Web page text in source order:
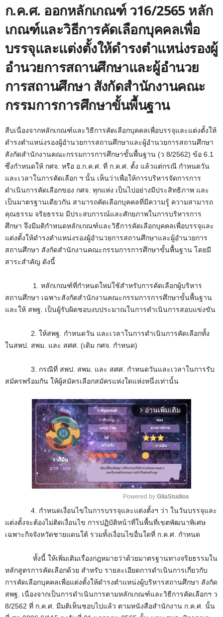
ก.ค.ศ. ออกหลักเกณฑ์ ว16/2565 หลัก
เกณฑ์และวิธีการคัดเลือกบุคคลเพื่อ
บรรจุและแต่งตั้งให้ดำรงตำแหน่งรองผู้
อำนวยการสถานศึกษาและผู้อำนวย
การสถานศึกษา สังกัดสำนักงานคณะ
กรรมการการศึกษาขั้นพื้นฐาน
สืบเนื่องจากหลักเกณฑ์และวิธีการคัดเลือกบุคคลเพื่อบรรจุและแต่งตั้งให้
ดำรงตำแหน่งรองผู้อำนวยการสถานศึกษาและผู้อำนวยการสถานศึกษา
สังกัดสำนักงานคณะกรรมการการศึกษาขั้นพื้นฐาน (ว 8/2562) ข้อ 6.1
ซึ่งกำหนดให้ กศจ. หรือ อ.ก.ค.ศ. ที่ ก.ค.ศ. ตั้ง แล้วแต่กรณี กำหนดวัน
และเวลาในการคัดเลือก ฯ นั้น เห็นว่าเพื่อให้การบริหารจัดการการ
ดำเนินการคัดเลือกของ กศจ. ทุกแห่ง เป็นไปอย่างมีประสิทธิภาพ และ
เป็นมาตรฐานเดียวกัน สามารถคัดเลือกบุคคลที่มีความรู้ ความสามารถ
คุณธรรม จริยธรรม มีประสบการณ์และศักยภาพในการบริหารการ
ศึกษา จึงมีมติกำหนดหลักเกณฑ์และวิธีการคัดเลือกบุคคลเพื่อบรรจุและ
แต่งตั้งให้ดำรงตำแหน่งรองผู้อำนวยการสถานศึกษาและผู้อำนวยการ
สถานศึกษา สังกัดสำนักงานคณะกรรมการการศึกษาขั้นพื้นฐาน โดยมี
สาระสำคัญ ดังนี้
1. หลักเกณฑ์ที่กำหนดใหม่ใช้สำหรับการคัดเลือกผู้บริหาร
สถานศึกษา เฉพาะสังกัดสำนักงานคณะกรรมการการศึกษาขั้นพื้นฐาน
และให้ สพฐ. เป็นผู้รับผิดชอบงบประมาณในการดำเนินการสอบแข่งขัน
2. ให้สพฐ. กำหนดวัน และเวลาในการดำเนินการคัดเลือกทั้ง
ในสพป. สพม. และ สศศ. (เดิม กศจ. กำหนด)
3. กรณีที่ สพป. สพม. และ สศศ. กำหนดวันและเวลาในการรับ
สมัครพร้อมกัน ให้ผู้สมัครเลือกสมัครแห่งใดแห่งหนึ่งเท่านั้น
arrow_forward_ios อ่านเพิ่มเติม
u
t
Powered by GliaStudios
4. กำหนดเงื่อนไขในการบรรจุและแต่งตั้งฯ ว่า ในวันบรรจุและ
แต่งตั้งจะต้องไม่ติดเงื่อนไข การปฏิบัติหน้าที่ในพื้นที่เขตพัฒนาพิเศษ
เฉพาะกิจจังหวัดชายแดนใต้ รวมทั้งเงื่อนไขอื่นใดที่ ก.ค.ศ. กำหนด
ทั้งนี้ ให้เพิ่มเติมเรื่องกฎหมายว่าด้วยมาตรฐานทางจริยธรรมใน
หลักสูตรการคัดเลือกด้วย สำหรับ รายละเอียดการดำเนินการเกี่ยวกับ
การคัดเลือกบุคคลเพื่อแต่งตั้งให้ดำรงตำแหน่งผู้บริหารสถานศึกษา สังกัด
สพฐ. เนื่องจากเป็นการดำเนินการตามหลักเกณฑ์และวิธีการคัดเลือกฯ ว
8/2562 ที่ ก.ค.ศ. มีมติเห็นชอบไปแล้ว ตามหนังสือสำนักงาน ก.ค.ศ. นั้น